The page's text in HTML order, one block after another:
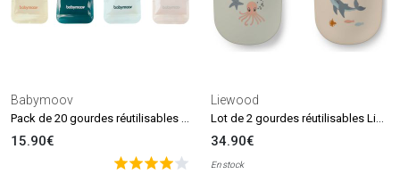
Babymoov
15.90€
Liewood
34.90€
En stock